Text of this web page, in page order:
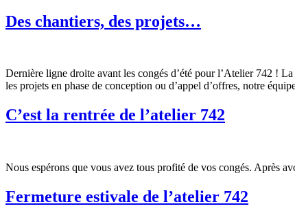
Des chantiers, des projets…
Dernière ligne droite avant les congés d’été pour l’Atelier 742 !
les projets en phase de conception ou d’appel d’offres, notre
C’est la rentrée de l’atelier 742
Nous espérons que vous avez tous profité de vos congés. Après
Fermeture estivale de l’atelier 742